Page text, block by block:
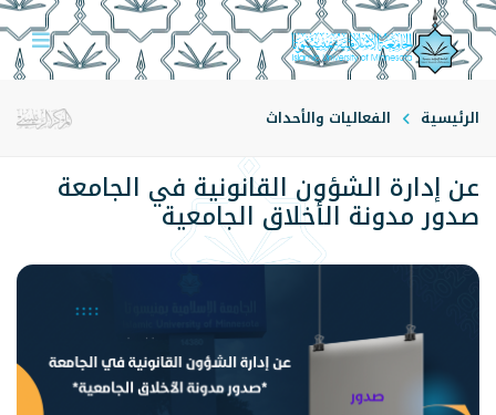
الرئيسية الفعاليات والأحداث
عن إدارة الشؤون القانونية في الجامعة
صدور مدونة الأخلاق الجامعية